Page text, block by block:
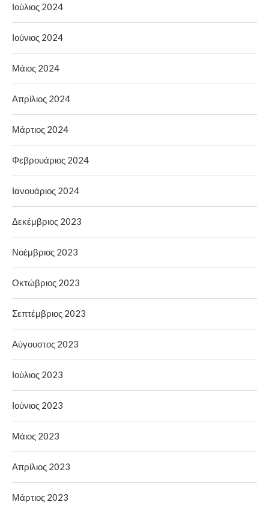
Ιούλιος 2024
Ιούνιος 2024
Μάιος 2024
Απρίλιος 2024
Μάρτιος 2024
Φεβρουάριος 2024
Ιανουάριος 2024
Δεκέμβριος 2023
Νοέμβριος 2023
Οκτώβριος 2023
Σεπτέμβριος 2023
Αύγουστος 2023
Ιούλιος 2023
Ιούνιος 2023
Μάιος 2023
Απρίλιος 2023
Μάρτιος 2023